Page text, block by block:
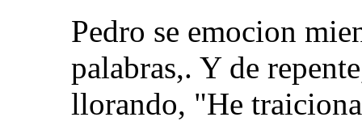
Pedro se emocion
palabras,. Y de
llorando, "He